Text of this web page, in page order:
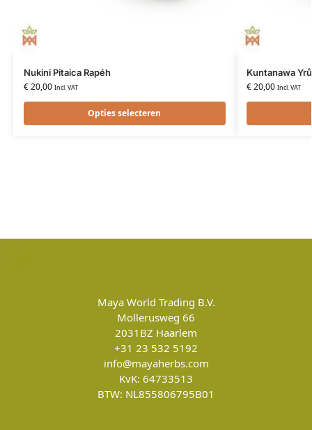
Nukini Pitaica Rapéh
€20,00 Incl. VAT
Opties selecteren
Kuntanawa
€20,00 Incl. VAT
Maya World Trading B.V.
Mollerusweg 66
2031BZ Haarlem
+31 23 532 5192
info@mayaherbs.com
KvK: 64733513
BTW: NL855806795B01